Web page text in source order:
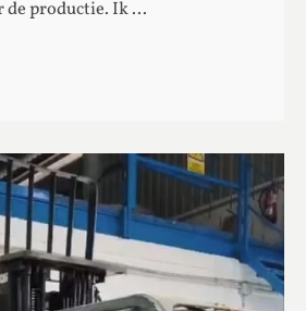
productie. Ik ...